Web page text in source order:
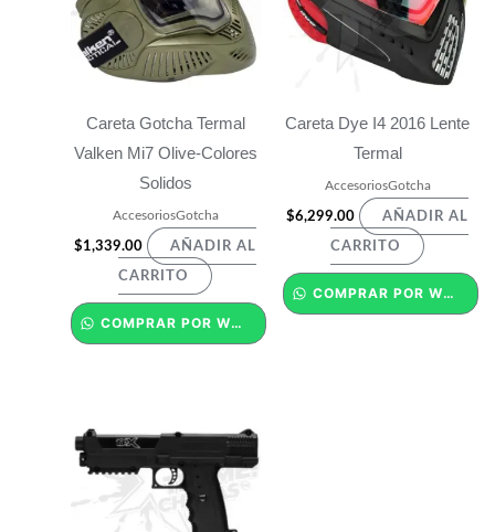
Careta Gotcha Termal
Valken Mi7 Olive-Colores
Solidos
AccesoriosGotcha
$1,339.00 AÑADIR AL
CARRITO
COMPRAR POR WHATSAPP
Careta Dye I4 2016 Lente
Termal
AccesoriosGotcha
$6,299.00 AÑADIR AL
CARRITO
COMPRAR POR WHATSAPP